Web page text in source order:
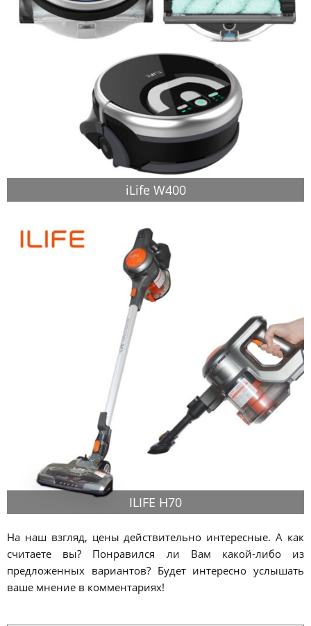
iLife W400
ILIFE H70
На наш взгляд, цены действительно интересные. А как
считаете вы? Понравился ли Вам какой-либо из
предложенных вариантов? Будет интересно услышать
ваше мнение в комментариях!